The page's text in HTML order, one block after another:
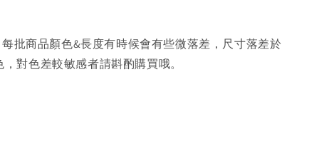
批商品顏色&長度有時候會有些微落差，尺寸落差於
對色差較敏感者請斟酌購買哦。